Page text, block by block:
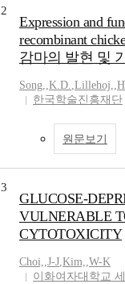
2
Expression and
recombinant
감마의 발현 및
Song,,K.D.,Lillehoj,,
한국학술진흥재단
원문보기
3
GLUCOSE-
VULNERABLE
CYTOTOXICITY
Choi,,J-J,Kim,,W-K
이화여자대학교